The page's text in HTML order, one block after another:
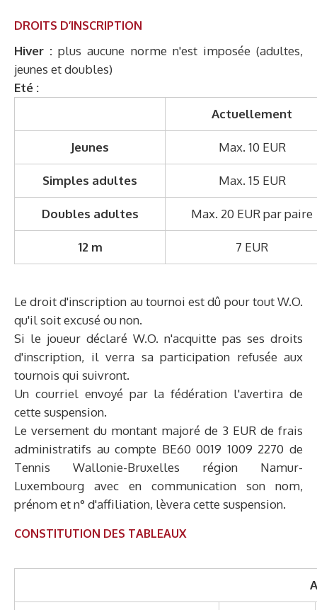
DROITS D’INSCRIPTION
Hiver : plus aucune norme n'est imposée (adultes,
jeunes et doubles)
Eté :
Actuellement
Jeunes Max. 10 EUR
Simples adultes Max. 15 EUR
Doubles adultes Max. 20 EUR par
12 m 7 EUR
Le droit d'inscription au tournoi est dû pour tout W.O.
qu'il soit excusé ou non.
Si le joueur déclaré W.O. n'acquitte pas ses droits
d'inscription, il verra sa participation refusée aux
tournois qui suivront.
Un courriel envoyé par la fédération l'avertira de
cette suspension.
Le versement du montant majoré de 3 EUR de frais
administratifs au compte BE60 0019 1009 2270 de
Tennis Wallonie-Bruxelles région Namur-
Luxembourg avec en communication son nom,
prénom et n° d'affiliation, lèvera cette suspension.
CONSTITUTION DES TABLEAUX